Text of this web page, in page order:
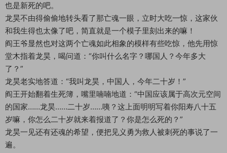
也是新死的吧。
龙昊不由得偷偷地转头看了那亡魂一眼，立时大吃一惊，这家伙
和我生得也太像了吧，简直就是一个模子里刻出来的嘛！
阎王爷显然也对这两个亡魂如此相象的模样有些吃惊，他先用惊
堂木指着龙昊，喝问道：“你叫什么名字？哪国人？今年多大
了？”
龙昊老实地答道：“我叫龙昊，中国人，今年二十岁！”
阎王开始翻着生死簿，嘴里喃喃地道：“中国应该属于高次元空间
的国家……龙昊……二十岁……咦？这上面明明写着你阳寿八十五
岁嘛，你怎么二十岁就来着报道了？你是怎么死的？”
龙昊一见还有还魂的希望，便把见义勇为救人被刺死的事说了一
遍。